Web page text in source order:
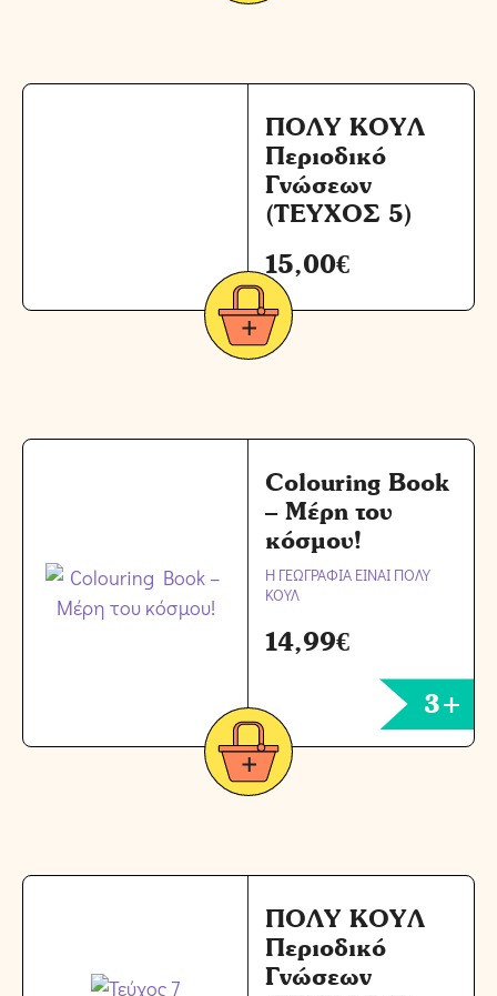
ΠΟΛΥ ΚΟΥΛ
Περιοδικό
Γνώσεων
(ΤΕΥΧΟΣ 5)
15,00€
Colouring Book
– Μέρη του
κόσμου!
Η ΓΕΩΓΡΑΦΙΑ ΕΙΝΑΙ ΠΟΛΥ
ΚΟΥΛ
14,99€
3+
ΠΟΛΥ ΚΟΥΛ
Περιοδικό
Γνώσεων